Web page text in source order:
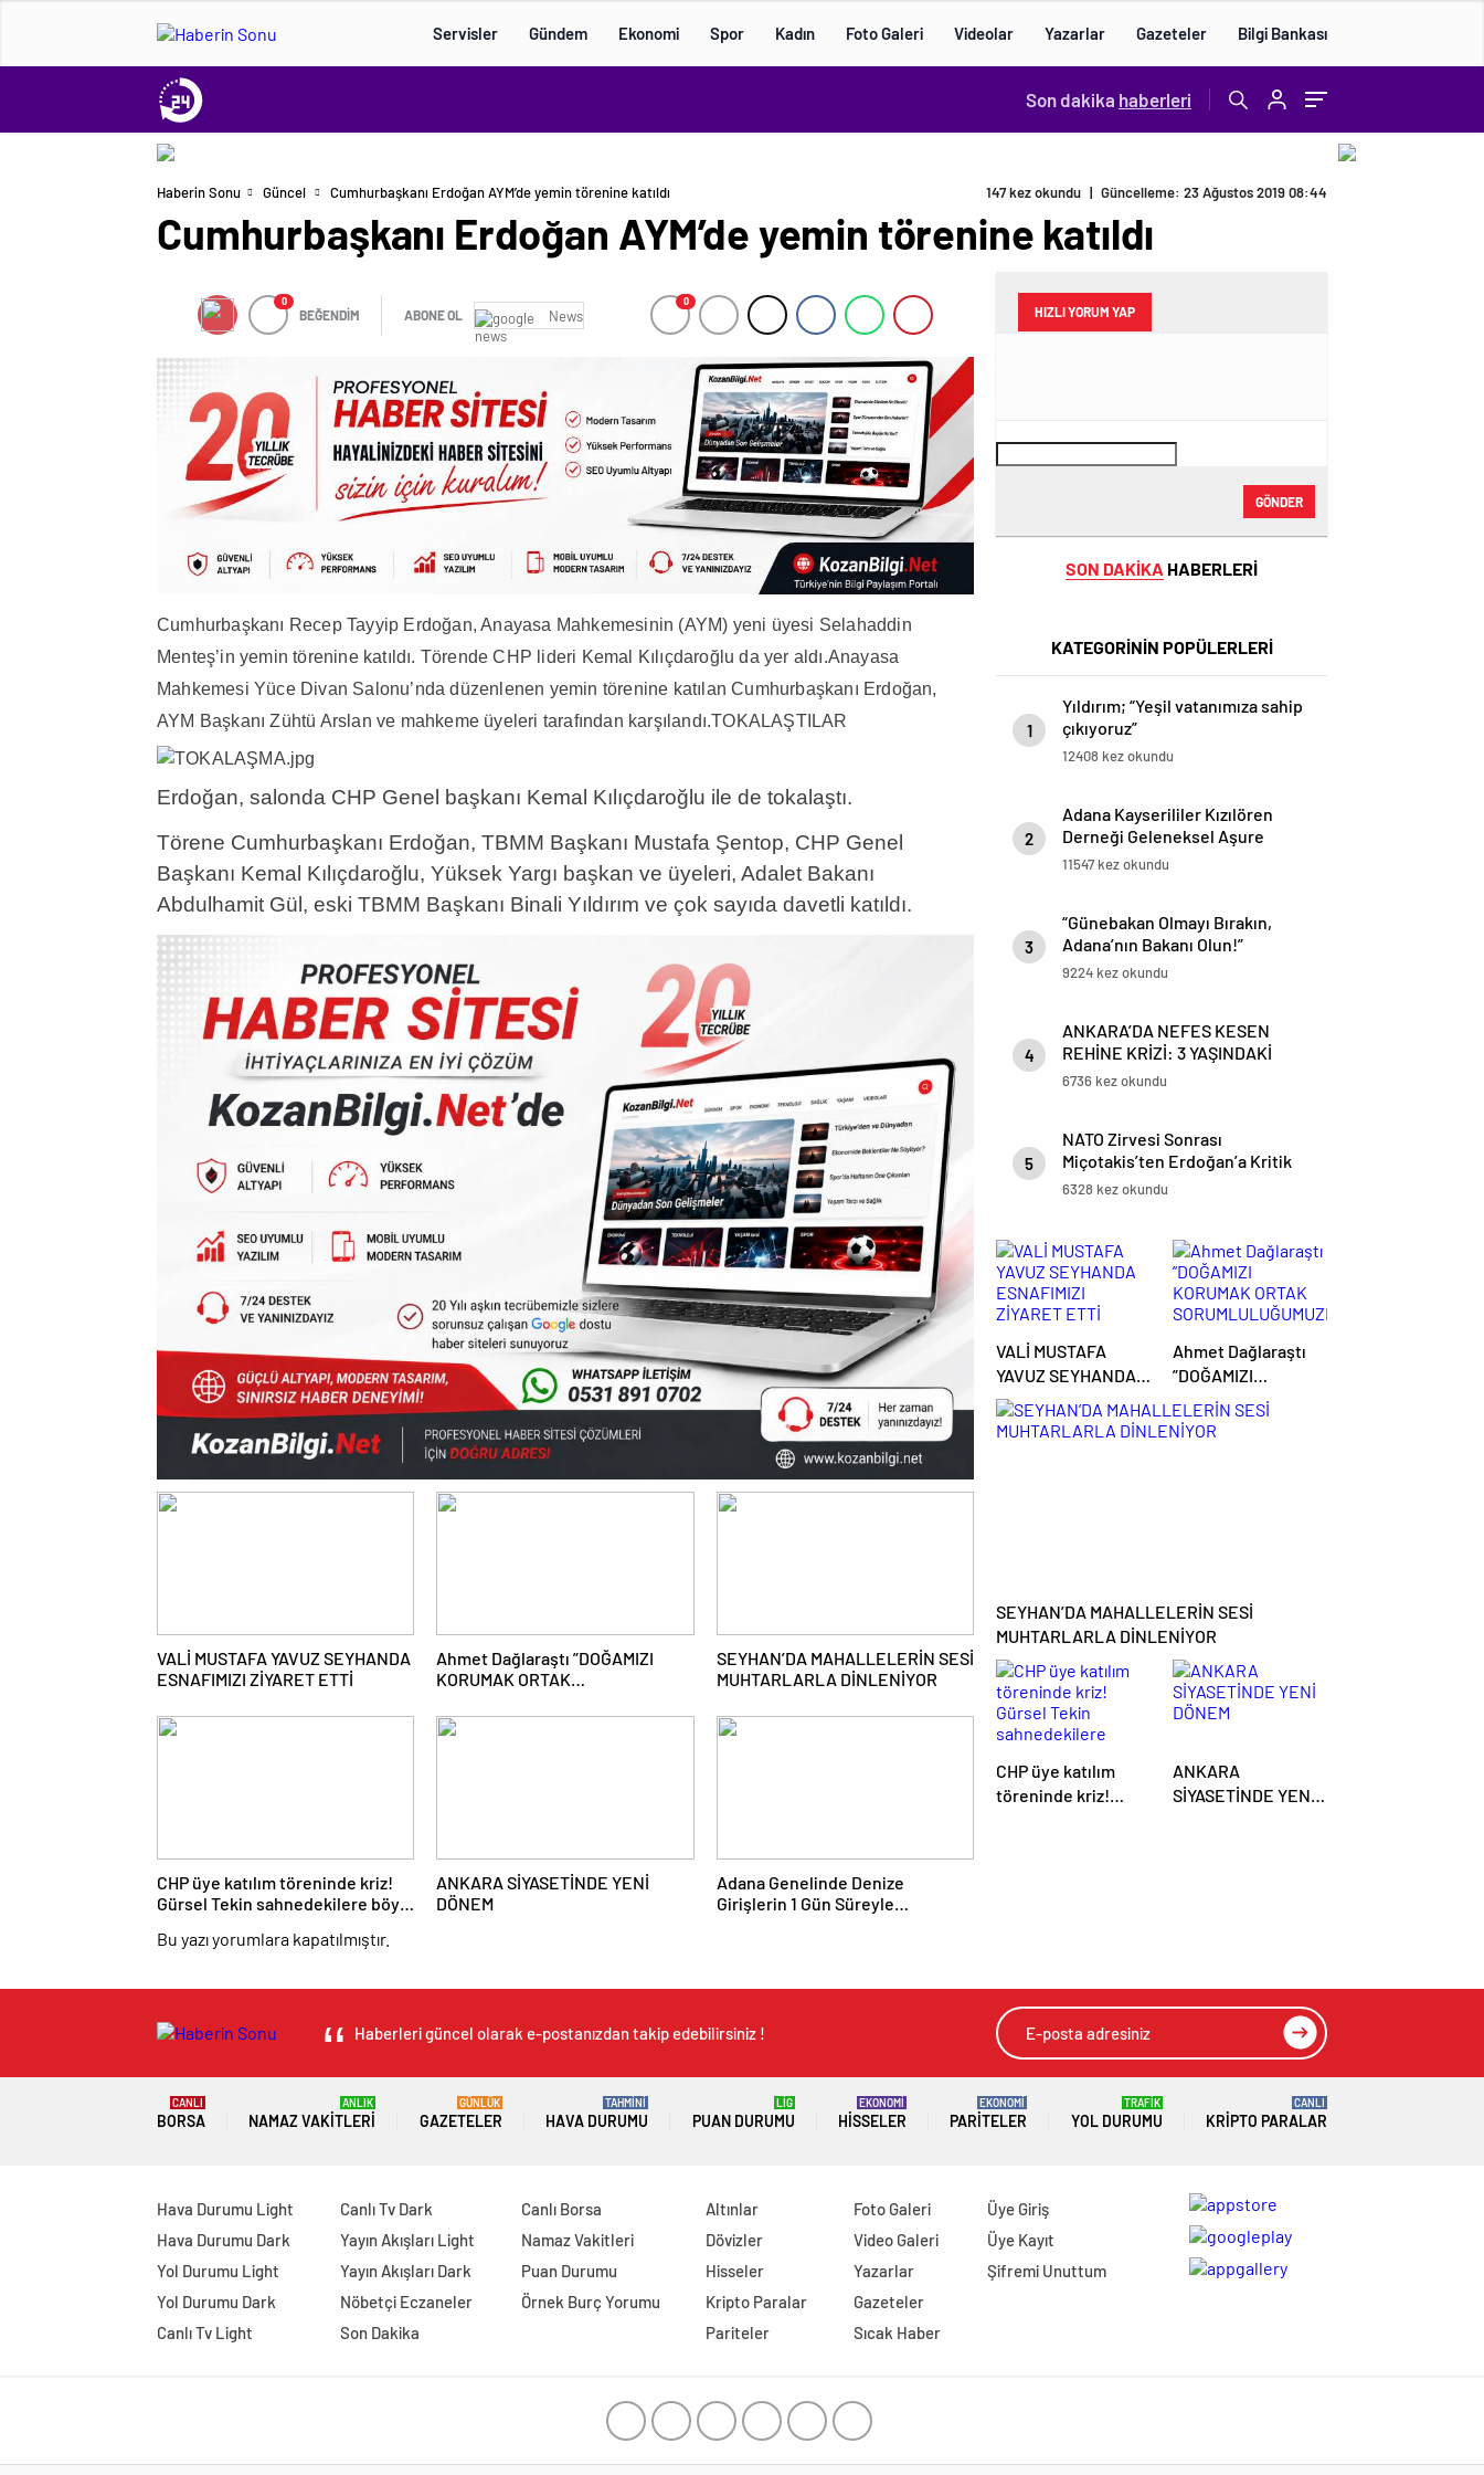
Servisler Gündem Ekonomi Spor Kadın Foto Galeri Videolar Yazarlar Gazeteler Bilgi Bankası
Son dakika haberleri
Haberin Sonu Güncel Cumhurbaşkanı Erdoğan AYM’de yemin törenine katıldı 147 kez okundu | Güncelleme: 23 Ağustos 2019 08:44
Cumhurbaşkanı Erdoğan AYM’de yemin törenine katıldı
0
BEĞENDİM ABONE OL News
0
Cumhurbaşkanı Recep Tayyip Erdoğan, Anayasa Mahkemesinin (AYM) yeni üyesi Selahaddin
Menteş’in yemin törenine katıldı. Törende CHP lideri Kemal Kılıçdaroğlu da yer aldı.Anayasa
Mahkemesi Yüce Divan Salonu’nda düzenlenen yemin törenine katılan Cumhurbaşkanı Erdoğan,
AYM Başkanı Zühtü Arslan ve mahkeme üyeleri tarafından karşılandı.TOKALAŞTILAR
Erdoğan, salonda CHP Genel başkanı Kemal Kılıçdaroğlu ile de tokalaştı.
Törene Cumhurbaşkanı Erdoğan, TBMM Başkanı Mustafa Şentop, CHP Genel
Başkanı Kemal Kılıçdaroğlu, Yüksek Yargı başkan ve üyeleri, Adalet Bakanı
Abdulhamit Gül, eski TBMM Başkanı Binali Yıldırım ve çok sayıda davetli katıldı.
VALİ MUSTAFA YAVUZ SEYHANDA
ESNAFIMIZI ZİYARET ETTİ
Ahmet Dağlaraştı ”DOĞAMIZI
KORUMAK ORTAK
SEYHAN’DA MAHALLELERİN SESİ
MUHTARLARLA DİNLENİYOR
CHP üye katılım töreninde kriz!
Gürsel Tekin sahnedekilere böyle
ANKARA SİYASETİNDE YENİ
DÖNEM
Adana Genelinde Denize
Girişlerin 1 Gün Süreyle
Bu yazı yorumlara kapatılmıştır.
HIZLI YORUM YAP
GÖNDER
SON DAKİKA HABERLERİ
KATEGORİNİN POPÜLERLERİ
1
Yıldırım; “Yeşil vatanımıza sahip
çıkıyoruz”
12408 kez okundu
2
Adana Kayserililer Kızılören
Derneği Geleneksel Aşure
Etkinliği
11547 kez okundu
3
“Günebakan Olmayı Bırakın,
Adana’nın Bakanı Olun!”
9224 kez okundu
4
ANKARA’DA NEFES KESEN
REHİNE KRİZİ: 3 YAŞINDAKİ
ÇOCUK KURTARILDI
6736 kez okundu
5
NATO Zirvesi Sonrası
Miçotakis’ten Erdoğan’a Kritik
Mesajlar
6328 kez okundu
VALİ MUSTAFA
YAVUZ SEYHANDA
ESNAFIMIZI
ZİYARET ETTİ
Ahmet Dağlaraştı
”DOĞAMIZI
KORUMAK ORTAK
SORUMLULUĞUMUZDUR”
SEYHAN’DA MAHALLELERİN SESİ
MUHTARLARLA DİNLENİYOR
CHP üye katılım
töreninde kriz!
ANKARA
SİYASETİNDE YENİ
Haberleri güncel olarak e-postanızdan takip edebilirsiniz !
BORSA
CANLI
NAMAZ VAKITLERI
ANLIK
GAZETELER
GÜNLÜK
HAVA DURUMU
TAHMİNİ
PUAN DURUMU
LİG
HISSELER
EKONOMİ
PARITELER
EKONOMİ
YOL DURUMU
TRAFİK
KRIPTO PARALAR
CANLI
Hava Durumu Light
Hava Durumu Dark
Yol Durumu Light
Yol Durumu Dark
Canlı Tv Light
Canlı Tv Dark
Yayın Akışları Light
Yayın Akışları Dark
Nöbetçi Eczaneler
Son Dakika
Canlı Borsa
Namaz Vakitleri
Puan Durumu
Örnek Burç Yorumu
Altınlar
Dövizler
Hisseler
Kripto Paralar
Pariteler
Foto Galeri
Video Galeri
Yazarlar
Gazeteler
Sıcak Haber
Üye Giriş
Üye Kayıt
Şifremi Unuttum